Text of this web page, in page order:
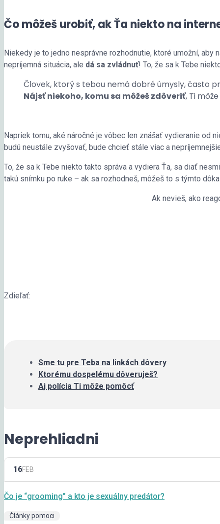
Čo môžeš urobiť, ak Ťa niekto na
Niekedy je to jedno nesprávne rozhodnutie, ktoré umožní,
nepríjemná situácia, ale dá sa zvládnuť! To, že sa k Tebe
Človek, ktorý s tebou nemá dobré úmysly, často
Nájsť niekoho, komu sa môžeš zdôveriť, Ti
Napriek tomu, aké náročné je vôbec len znášať vydieranie od
budú neustále zvyšovať, bude chcieť stále viac a
To, že sa k Tebe niekto takto správa a vydiera Ťa, sa diať
takú snímku po ruke – ak sa rozhodneš, môžeš to s týmto
Ak nevieš, ako
Zdieľať:
Sme tu pre Teba na linkách dôvery
Ktorému dospelému dôveruješ?
Aj polícia Ti môže pomôcť
Neprehliadni
16FEB
Čo je “grooming” a kto je sexuálny predátor?
Články pomoci